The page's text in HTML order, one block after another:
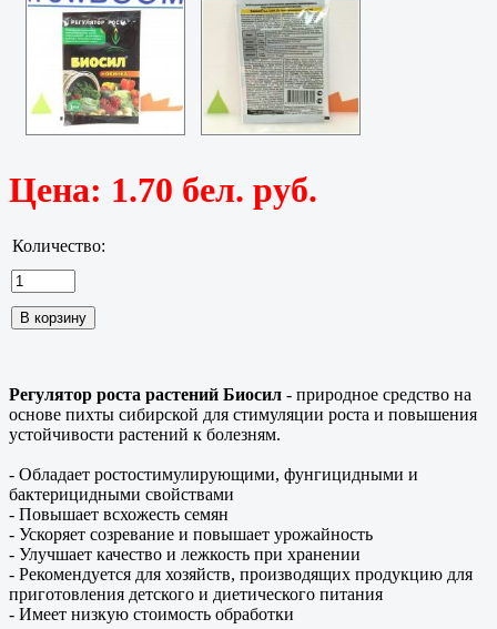
Цена: 1.70 бел. руб.
Количество:
Регулятор роста растений Биосил - природное средство на
основе пихты сибирской для стимуляции роста и повышения
устойчивости растений к болезням.
- Обладает ростостимулирующими, фунгицидными и
бактерицидными свойствами
- Повышает всхожесть семян
- Ускоряет созревание и повышает урожайность
- Улучшает качество и лежкость при хранении
- Рекомендуется для хозяйств, производящих продукцию для
приготовления детского и диетического питания
- Имеет низкую стоимость обработки